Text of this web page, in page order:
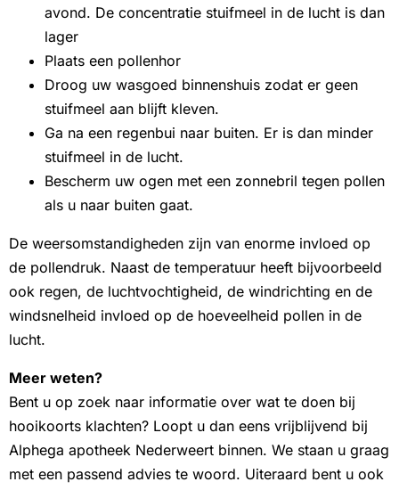
avond. De concentratie stuifmeel in de lucht is dan
lager
Plaats een pollenhor
Droog uw wasgoed binnenshuis zodat er geen
stuifmeel aan blijft kleven.
Ga na een regenbui naar buiten. Er is dan minder
stuifmeel in de lucht.
Bescherm uw ogen met een zonnebril tegen pollen
als u naar buiten gaat.
De weersomstandigheden zijn van enorme invloed op
de pollendruk. Naast de temperatuur heeft bijvoorbeeld
ook regen, de luchtvochtigheid, de windrichting en de
windsnelheid invloed op de hoeveelheid pollen in de
lucht.
Meer weten?
Bent u op zoek naar informatie over wat te doen bij
hooikoorts klachten? Loopt u dan eens vrijblijvend bij
Alphega apotheek Nederweert binnen. We staan u graag
met een passend advies te woord. Uiteraard bent u ook